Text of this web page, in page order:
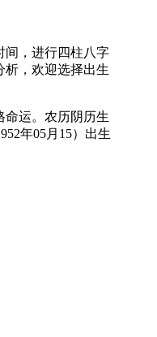
间，进行四柱八字
析，欢迎选择出生
命运。农历阴历生
年05月15）出生